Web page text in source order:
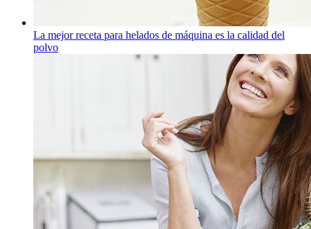
La mejor receta para helados de máquina es la calidad del
polvo